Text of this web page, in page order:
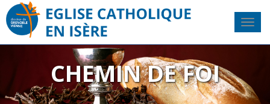
CHEMIN DE FOI